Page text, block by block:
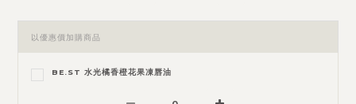
以優惠價加購商品
BE.ST 水光橘香橙花果凍唇油